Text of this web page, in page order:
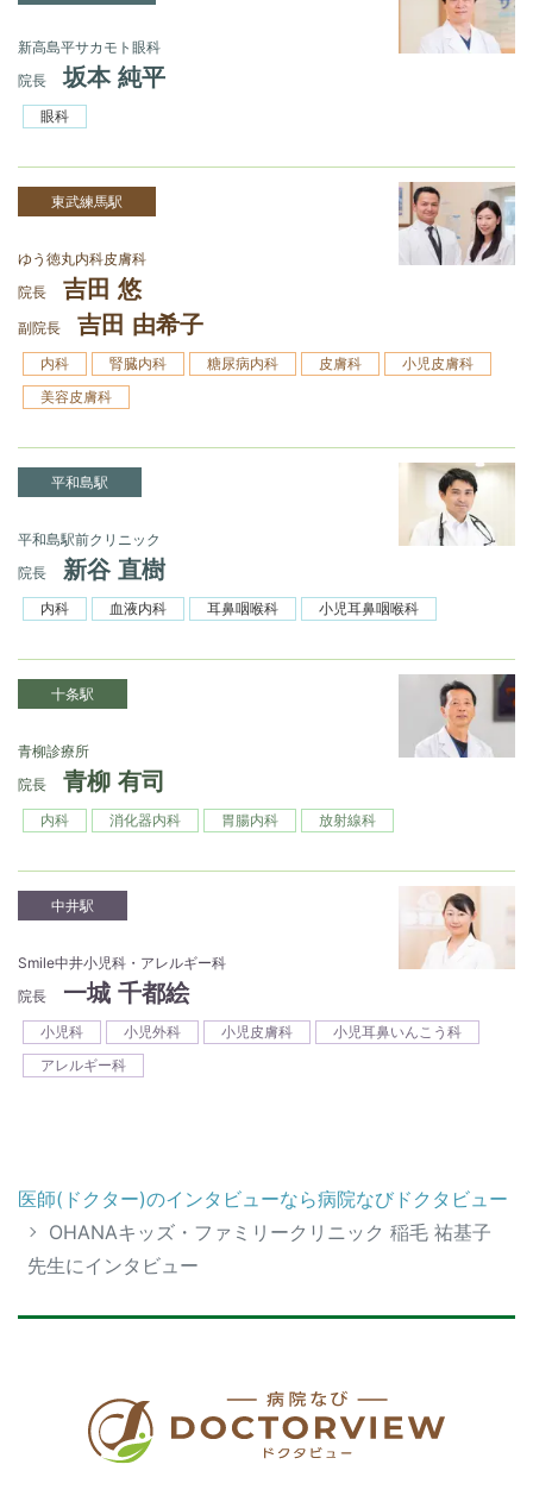
新高島平サカモト眼科
院長
坂本 純平
眼科
東武練馬駅
ゆう徳丸内科皮膚科
院長
吉田 悠
副院長 吉田 由希子
内科 腎臓内科 糖尿病内科 皮膚科
小児皮膚科
美容皮膚科
平和島駅
平和島駅前クリニック
院長
新谷 直樹
内科 血液内科 耳鼻咽喉科 小児耳鼻咽喉科
十条駅
青柳診療所
院長
青柳 有司
内科 消化器内科 胃腸内科 放射線科
中井駅
Smile中井小児科・アレルギー科
院長
一城 千都絵
小児科 小児外科 小児皮膚科
小児耳鼻いんこう科
アレルギー科
医師(ドクター)のインタビューなら病院なびドクタビュー
OHANAキッズ・ファミリークリニック 稲毛 祐基子
先生にインタビュー